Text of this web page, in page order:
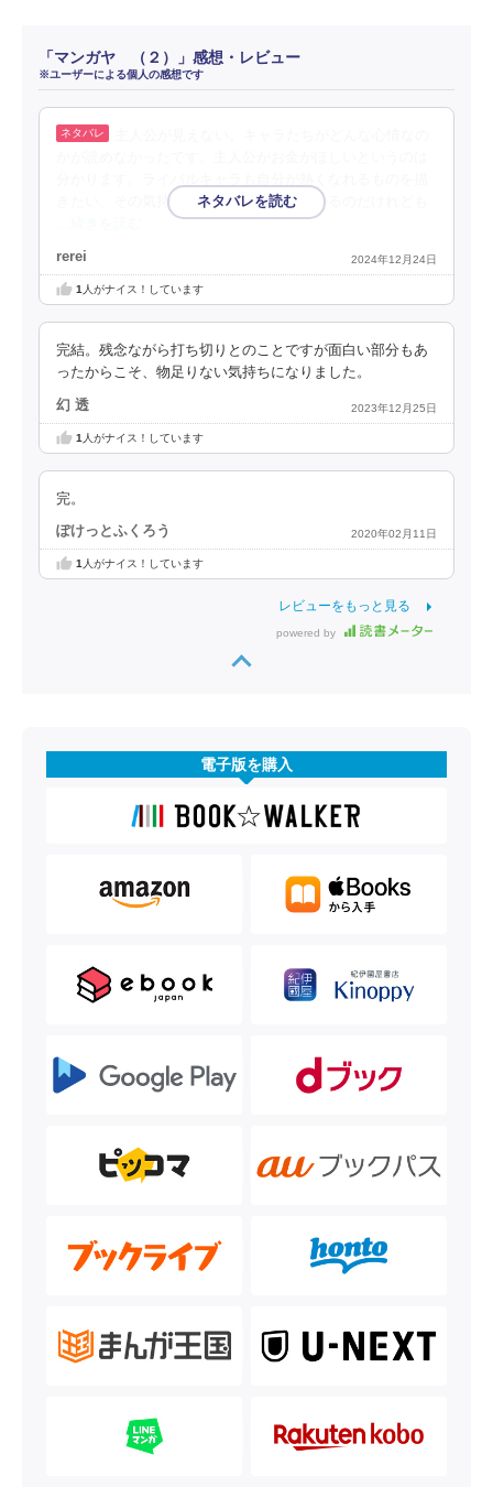
「マンガヤ （２）」感想・レビュー
※ユーザーによる個人の感想です
きたい、その気持ちも理解できます。分かるのだけれども
rerei 2024年12月24日
1 人がナイス！しています
完結。残念ながら打ち切りとのことですが面白い部分もあ
ったからこそ、物足りない気持ちになりました。
幻 透 2023年12月25日
1 人がナイス！しています
完。
ぽけっとふくろう 2020年02月11日
1 人がナイス！しています
レビューをもっと見る
powered by
電子版を購入